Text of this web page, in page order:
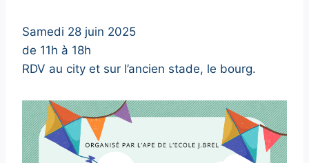
Samedi 28 juin 2025
de 11h à 18h
RDV au city et sur l’ancien stade, le bourg.